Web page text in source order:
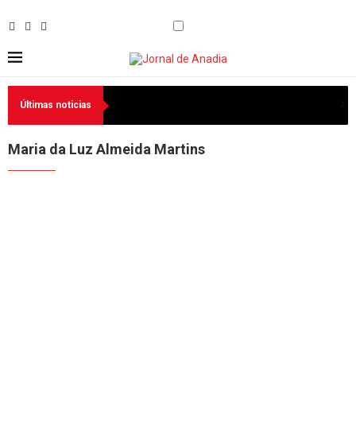
Últimas noticias
Maria da Luz Almeida Martins